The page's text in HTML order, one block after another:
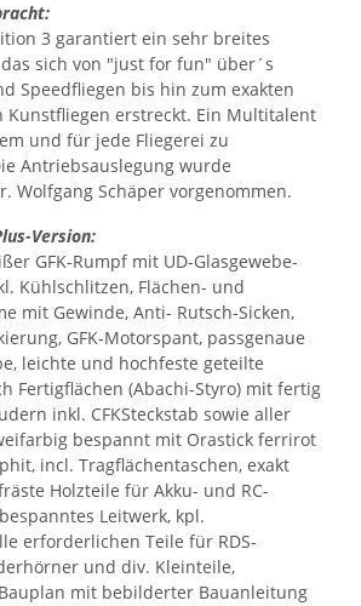
3 garantiert ein sehr breites
sich von "just for fun" über´s
Speedfliegen bis hin zum exakten
Kunstfliegen erstreckt. Ein Multitalent
und für jede Fliegerei zu
Antriebsauslegung wurde
Wolfgang Schäper vorgenommen.
Version:
GFK-Rumpf mit UD-Glasgewebe-
Kühlschlitzen, Flächen- und
mit Gewinde, Anti- Rutsch-Sicken,
GFK-Motorspant, passgenaue
leichte und hochfeste geteilte
Fertigflächen (Abachi-Styro) mit fertig
inkl. CFKSteckstab sowie aller
bespannt mit Orastick ferrirot
incl. Tragflächentaschen, exakt
Holzteile für Akku- und RC-
Leitwerk, kpl.
erforderlichen Teile für RDS-
und div. Kleinteile,
mit bebilderter Bauanleitung